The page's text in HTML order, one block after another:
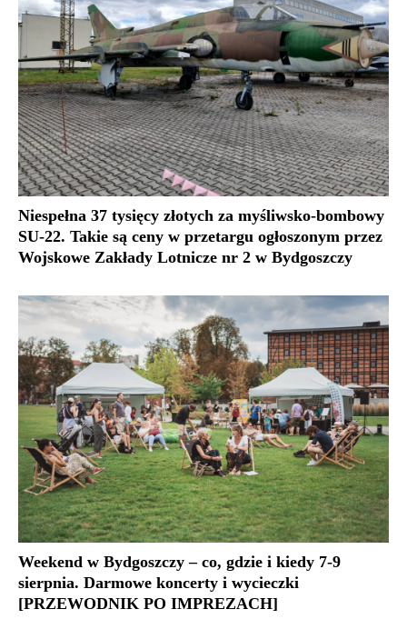
Niespełna 37 tysięcy złotych za myśliwsko-bombowy
SU-22. Takie są ceny w przetargu ogłoszonym przez
Wojskowe Zakłady Lotnicze nr 2 w Bydgoszczy
Weekend w Bydgoszczy – co, gdzie i kiedy 7-9
sierpnia. Darmowe koncerty i wycieczki
[PRZEWODNIK PO IMPREZACH]